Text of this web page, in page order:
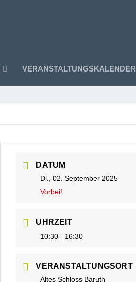
VERANSTALTUNGSKALENDER
DATUM
Di., 02. September 2025
Vorbei!
UHRZEIT
10:30 - 16:30
VERANSTALTUNGSORT
Altes Schloss Baruth